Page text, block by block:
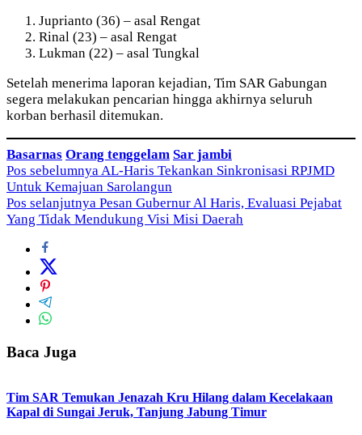
Juprianto (36) – asal Rengat
Rinal (23) – asal Rengat
Lukman (22) – asal Tungkal
Setelah menerima laporan kejadian, Tim SAR Gabungan
segera melakukan pencarian hingga akhirnya seluruh
korban berhasil ditemukan.
Basarnas Orang tenggelam Sar jambi
Navigasi
pos
Pos sebelumnyaAL-Haris Tekankan Sinkronisasi RPJMD
Untuk Kemajuan Sarolangun
Pos selanjutnya Pesan Gubernur Al Haris, Evaluasi Pejabat
Yang Tidak Mendukung Visi Misi Daerah
Baca Juga
Tim SAR Temukan Jenazah Kru Hilang dalam Kecelakaan
Kapal di Sungai Jeruk, Tanjung Jabung Timur